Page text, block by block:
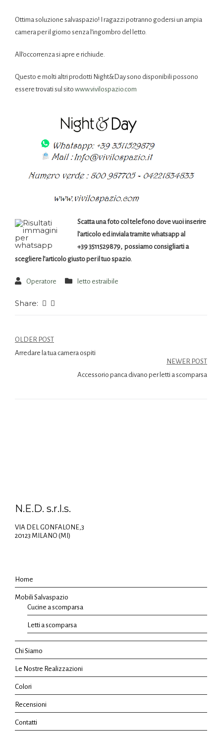
Ottima soluzione salvaspazio! I ragazzi potranno godersi un ampia
camera per il giorno senza l’ingombro del letto.
All’occorrenza si apre e richiude.
Questo e molti altri prodotti Night&Day sono disponibili possono
essere trovati sul sito www.vivilospazio.com
Scatta una foto col telefono dove vuoi inserire
l’articolo ed inviala tramite whatsapp al
+39 3511529879, possiamo consigliarti a
scegliere l’articolo giusto per il tuo spazio.
Operatore letto estraibile
Share:
OLDER POST
Arredare la tua camera ospiti
NEWER POST
Accessorio panca divano per letti a scomparsa
N.E.D. s.r.l.s.
VIA DEL GONFALONE,3
20123 MILANO (MI)
Home
Mobili Salvaspazio
Cucine a scomparsa
Letti a scomparsa
Chi Siamo
Le Nostre Realizzazioni
Colori
Recensioni
Contatti